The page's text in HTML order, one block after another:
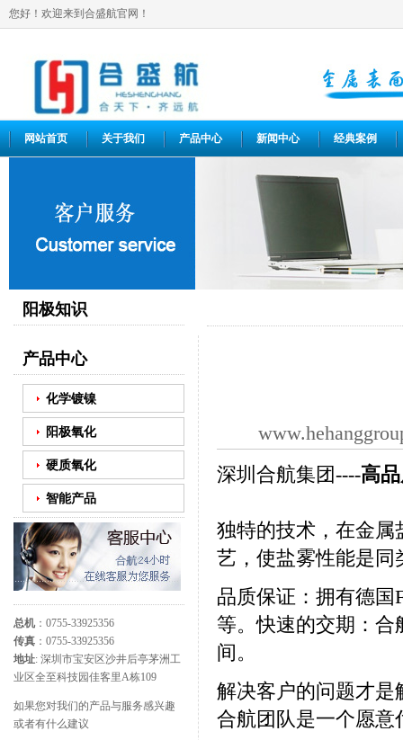
您好！欢迎来到合盛航官网！
网站首页 关于我们 产品中心 新闻中心 经典案例
阳极知识
产品中心
化学镀镍
阳极氧化
硬质氧化
智能产品
总机 ：0755-33925356
传真 ：0755-33925356
地址: 深圳市宝安区沙井后亭茅洲工
业区全至科技园佳客里A栋109
如果您对我们的产品与服务感兴趣
或者有什么建议
深圳合航集团----高
独特的技术，在金属
艺，使盐雾性能是同
品质保证：拥有德国
等。快速的交期：合
间。
解决客户的问题才是
合航团队是一个愿意